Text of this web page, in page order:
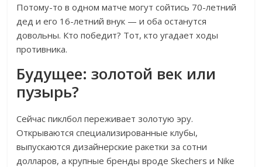
Потому-то в одном матче могут сойтись 70-летний
дед и его 16-летний внук — и оба останутся
довольны. Кто победит? Тот, кто угадает ходы
противника.
Будущее: золотой век или
пузырь?
Сейчас пиклбол переживает золотую эру.
Открываются специализированные клубы,
выпускаются дизайнерские ракетки за сотни
долларов, а крупные бренды вроде Skechers и Nike